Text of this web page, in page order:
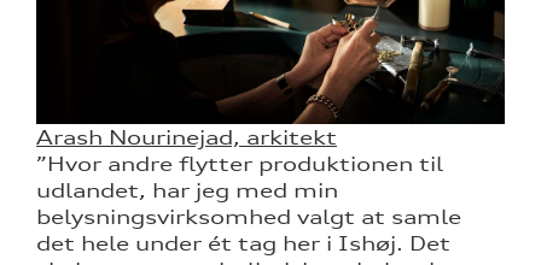
Arash Nourinejad, arkitekt
”Hvor andre flytter produktionen til
udlandet, har jeg med min
belysningsvirksomhed valgt at samle
det hele under ét tag her i Ishøj. Det